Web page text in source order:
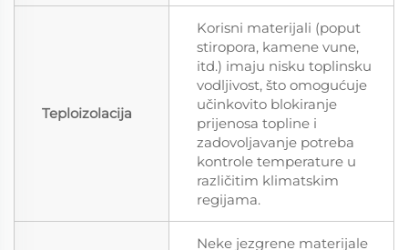
Teploizolacija
Korisni materijali (poput
stiropora, kamene vune,
itd.) imaju nisku toplinsku
vodljivost, što omogućuje
učinkovito blokiranje
prijenosa topline i
zadovoljavanje potreba
kontrole temperature u
različitim klimatskim
regijama.
Neke jezgrene materijale